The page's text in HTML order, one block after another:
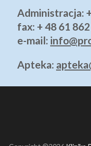
Administracja:
fax: + 48 61
e-mail:
Apteka: